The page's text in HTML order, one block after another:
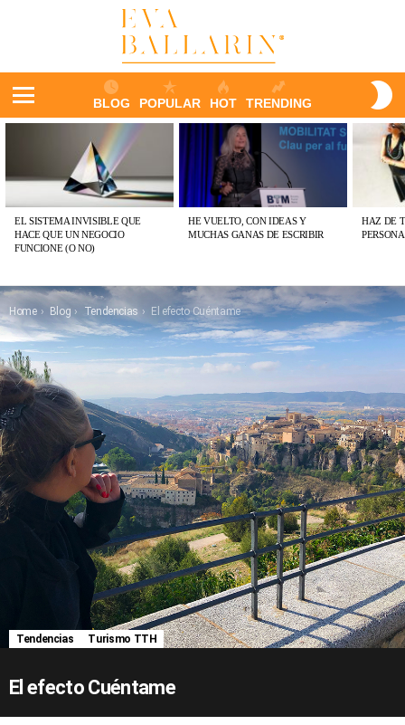
BLOG POPULAR HOT TRENDING
PUBLICACIONES
EL SISTEMA INVISIBLE QUE
HACE QUE UN NEGOCIO
FUNCIONE (O NO)
HE VUELTO, CON IDEAS Y
MUCHAS GANAS DE ESCRIBIR
HAZ DE
You are here:
Home Blog Tendencias El efecto Cuéntame
Tendencias Turismo TTH
El efecto Cuéntame